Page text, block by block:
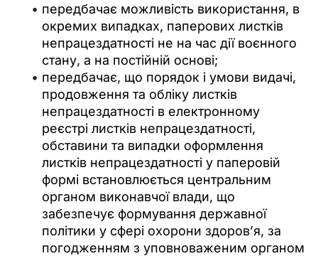
передбачає можливість використання, в
окремих випадках, паперових листків
непрацездатності не на час дії воєнного
стану, а на постійній основі;
передбачає, що порядок і умови видачі,
продовження та обліку листків
непрацездатності в електронному
реєстрі листків непрацездатності,
обставини та випадки оформлення
листків непрацездатності у паперовій
формі встановлюється центральним
органом виконавчої влади, що
забезпечує формування державної
політики у сфері охорони здоров’я, за
погодженням з уповноваженим органом